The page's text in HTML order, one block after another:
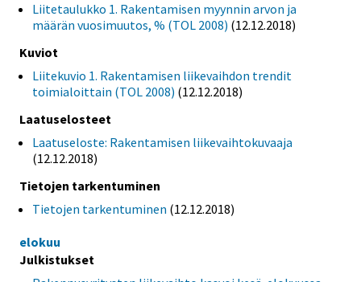
Liitetaulukko 1. Rakentamisen myynnin arvon ja
määrän vuosimuutos, % (TOL 2008) (12.12.2018)
Kuviot
Liitekuvio 1. Rakentamisen liikevaihdon trendit
toimialoittain (TOL 2008) (12.12.2018)
Laatuselosteet
Laatuseloste: Rakentamisen liikevaihtokuvaaja
(12.12.2018)
Tietojen tarkentuminen
Tietojen tarkentuminen (12.12.2018)
elokuu
Julkistukset